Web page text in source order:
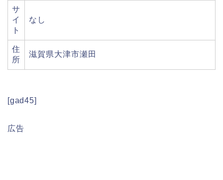
サ
イ
ト
なし
住
所
滋賀県大津市瀬田
[gad45]
広告